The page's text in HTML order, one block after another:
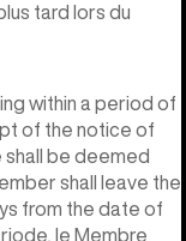
tard lors du
within a period of
of the notice of
be deemed
shall leave the
from the date of
le Membre